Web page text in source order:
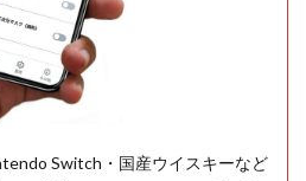
Switch・国産ウイスキーなど